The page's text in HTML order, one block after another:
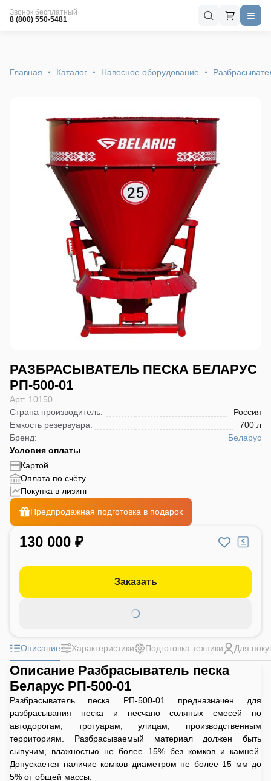
Звонок бесплатный
8 (800) 550-5481
Главная Каталог Навесное оборудование
РАЗБРАСЫВАТЕЛЬ ПЕСКА БЕЛАРУС
РП-500-01
Арт: 10150
Страна производитель:
Россия
Емкость резервуара:
700 л
Бренд:
Беларус
Условия оплаты
Картой
Оплата по счёту
Покупка в лизинг
Предпродажная подготовка в подарок
130 000 ₽
Заказать
Описание Характеристики Подготовка техники Для
Описание Разбрасыватель песка
Беларус РП-500-01
Разбрасыватель песка РП-500-01 предназначен для
разбрасывания песка и песчано соляных смесей по
автодорогам, тротуарам, улицам, производственным
территориям. Разбрасываемый материал должен быть
сыпучим, влажностью не более 15% без комков и камней.
Допускается наличие комков диаметром не более 15 мм до
5% от общей массы.